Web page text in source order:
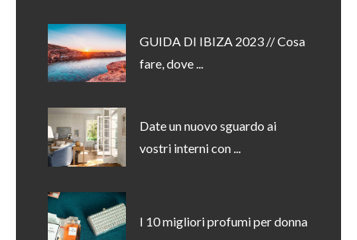
GUIDA DI IBIZA 2023 // Cosa
fare, dove ...
Date un nuovo sguardo ai
vostri interni con ...
I 10 migliori profumi per donna